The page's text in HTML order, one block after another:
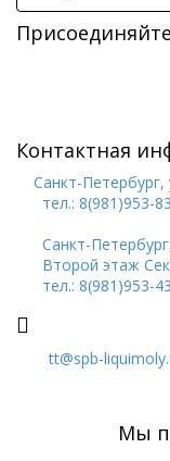
Контактная
Санкт-Петербург,
тел.: 8(981)953-
Санкт-
Второй этаж
тел.: 8(981)953-
tt@spb-
Мы